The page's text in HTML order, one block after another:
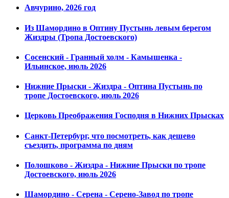
Авчурино, 2026 год
Из Шамордино в Оптину Пустынь левым берегом
Жиздры (Тропа Достоевского)
Сосенский - Гранный холм - Камышенка -
Ильинское, июль 2026
Нижние Прыски - Жиздра - Оптина Пустынь по
тропе Достоевского, июль 2026
Церковь Преображения Господня в Нижних Прысках
Санкт-Петербург, что посмотреть, как дешево
съездить, программа по дням
Полошково - Жиздра - Нижние Прыски по тропе
Достоевского, июль 2026
Шамордино - Серена - Серено-Завод по тропе